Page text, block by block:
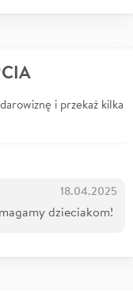
i przekaż kilka
18.04.2025
dzieciakom!